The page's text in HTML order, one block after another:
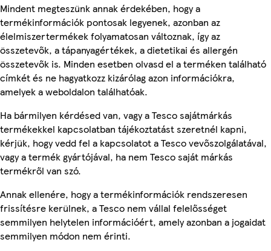
Mindent megteszünk annak érdekében, hogy a
termékinformációk pontosak legyenek, azonban az
élelmiszertermékek folyamatosan változnak, így az
összetevők, a tápanyagértékek, a dietetikai és allergén
összetevők is. Minden esetben olvasd el a terméken található
címkét és ne hagyatkozz kizárólag azon információkra,
amelyek a weboldalon találhatóak.
Ha bármilyen kérdésed van, vagy a Tesco sajátmárkás
termékekkel kapcsolatban tájékoztatást szeretnél kapni,
kérjük, hogy vedd fel a kapcsolatot a Tesco vevőszolgálatával,
vagy a termék gyártójával, ha nem Tesco saját márkás
termékről van szó.
Annak ellenére, hogy a termékinformációk rendszeresen
frissítésre kerülnek, a Tesco nem vállal felelősséget
semmilyen helytelen információért, amely azonban a jogaidat
semmilyen módon nem érinti.